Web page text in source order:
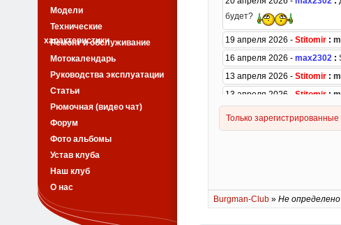
Burgman-Club» Не определено
Модели
Технические
характеристики
Ремонт и обслуживание
Мотокалендарь
Руководства эксплуатации
Статьи
Рюмочная (видео чат)
Форум
Фото альбомы
Устав клуба
Наш клуб
О нас